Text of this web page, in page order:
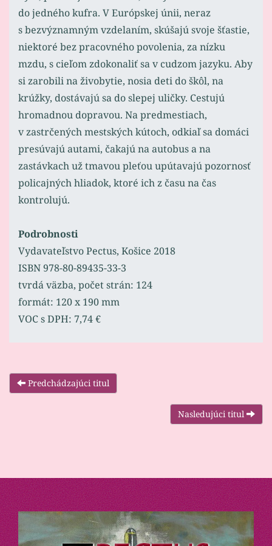
do jedného kufra. V Európskej únii, neraz
s bezvýznamným vzdelaním, skúšajú svoje šťastie,
niektoré bez pracovného povolenia, za nízku
mzdu, s cieľom zdokonaliť sa v cudzom jazyku. Aby
si zarobili na živobytie, nosia deti do škôl, na
krúžky, dostávajú sa do slepej uličky. Cestujú
hromadnou dopravou. Na predmestiach,
v zastrčených mestských kútoch, odkiaľ sa domáci
presúvajú autami, čakajú na autobus a na
zastávkach už tmavou pleťou upútavajú pozornosť
policajných hliadok, ktoré ich z času na čas
kontrolujú.
Podrobnosti
Vydavateľstvo Pectus, Košice 2018
ISBN 978-80-89435-33-3
tvrdá väzba, počet strán: 124
formát: 120 x 190 mm
VOC s DPH: 7,74 €
Predchádzajúci titul
Nasledujúci titul